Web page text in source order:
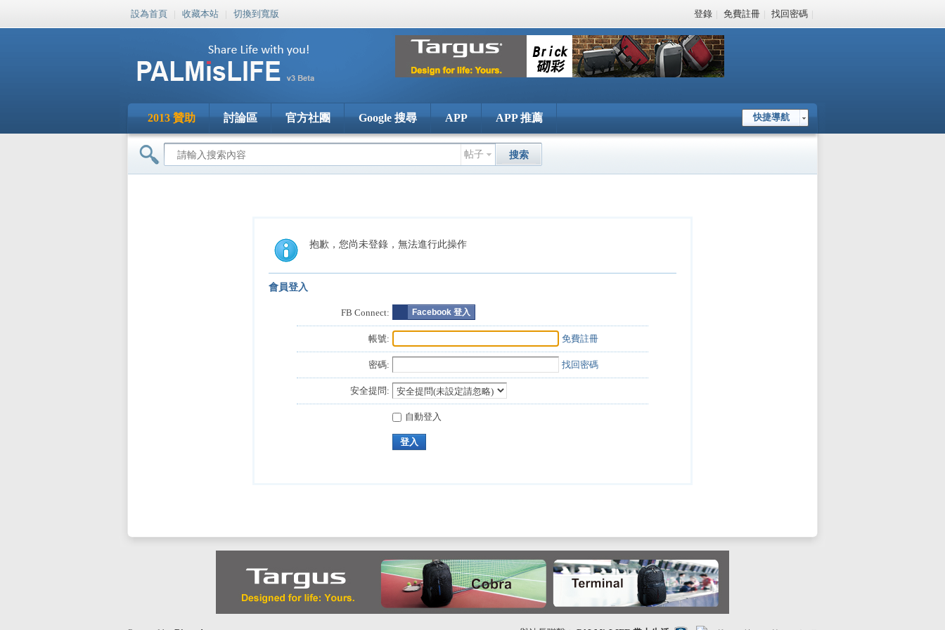
設為首頁 | 收藏本站 | 切換到寬版 登錄 | 免費註冊 | 找回密碼 |
快捷導航
2013 贊助 討論區 官方社團 Google 搜尋 APP APP 推薦
帖子 搜索
抱歉，您尚未登錄，無法進行此操作
會員登入
FB Connect: Facebook 登入
帳號: 免費註冊
密碼: 找回密碼
安全提問:
自動登入
登入